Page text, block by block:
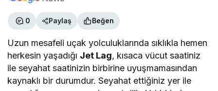
0 Paylaş Beğen
Uzun mesafeli uçak yolculuklarında sıklıkla hemen
herkesin yaşadığı Jet Lag, kısaca vücut saatiniz
ile seyahat saatinizin birbirine uyuşmamasından
kaynaklı bir durumdur. Seyahat ettiğiniz yer ile